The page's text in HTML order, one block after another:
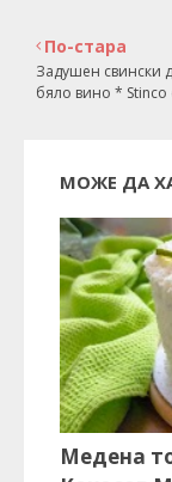
По-стара
Задушен свински
бяло вино * Stinco
МОЖЕ ДА
Медена